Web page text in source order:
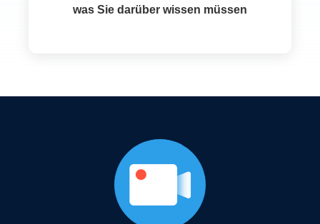
was Sie darüber wissen müssen